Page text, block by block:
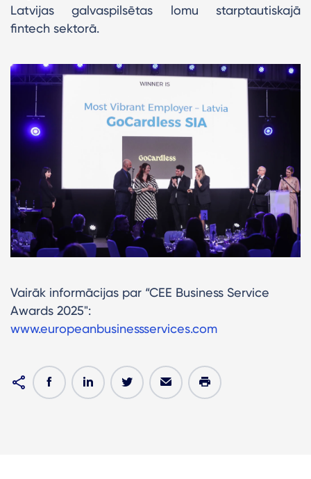
Latvijas galvaspilsētas lomu starptautiskajā
fintech sektorā.
Vairāk informācijas par “CEE Business Service
Awards 2025":
www.europeanbusinessservices.com